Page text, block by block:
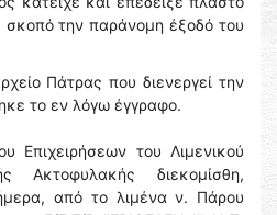
σκοπό την παράνομη έξοδό του
Πάτρας που διενεργεί την
το εν λόγω έγγραφο.
Επιχειρήσεων του Λιμενικού
Ακτοφυλακής διεκομίσθη,
από το λιμένα ν. Πάρου